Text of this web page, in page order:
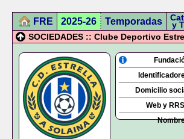
FRE 2025-26 Temporadas y
SOCIEDADES :: Clube Deportivo
Domicilio
Web y